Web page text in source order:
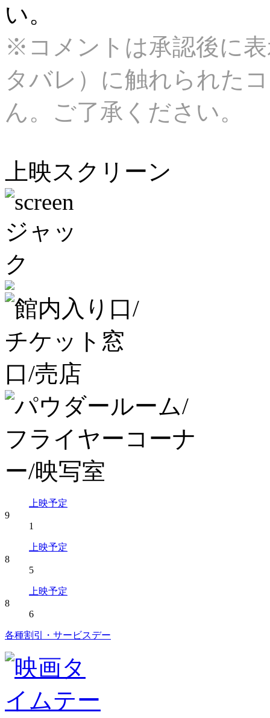
い。
※コメントは承認後に
タバレ）に触れられた
ん。ご了承ください。
上映スクリーン
上映予定
9
1
上映予定
8
5
上映予定
8
6
各種割引・サービスデー